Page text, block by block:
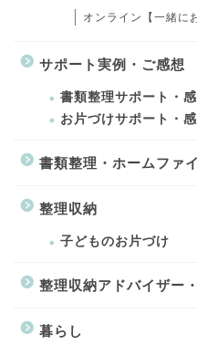
オンライン【一緒に
サポート実例・ご感想
書類整理サポート・
お片づけサポート・
書類整理・ホームファ
整理収納
子どものお片づけ
整理収納アドバイザー
暮らし